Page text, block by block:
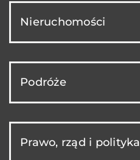
Nieruchomości
Podróże
Prawo, rząd i polityka